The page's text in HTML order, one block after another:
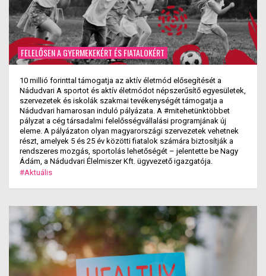
FELELŐSEN A GYERMEKEKÉRT ÉS FIATALOKÉRT
10 millió forinttal támogatja az aktív életmód elősegítését a
Nádudvari A sportot és aktív életmódot népszerűsítő egyesületek,
szervezetek és iskolák szakmai tevékenységét támogatja a
Nádudvari hamarosan induló pályázata. A #mitehetünktöbbet
pályzat a cég társadalmi felelősségvállalási programjának új
eleme. A pályázaton olyan magyarországi szervezetek vehetnek
részt, amelyek 5 és 25 év közötti fiatalok számára biztosítják a
rendszeres mozgás, sportolás lehetőségét – jelentette be Nagy
Ádám, a Nádudvari Élelmiszer Kft. ügyvezető igazgatója.
#Aktuális